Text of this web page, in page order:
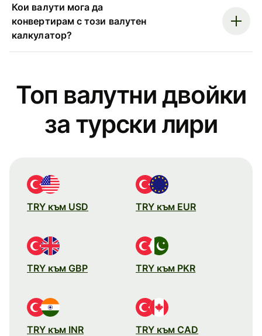
Кои валути мога да
конвертирам с този валутен
калкулатор?
Топ валутни двойки
за турски лири
TRY към USD TRY към EUR
TRY към GBP TRY към PKR
TRY към INR TRY към CAD